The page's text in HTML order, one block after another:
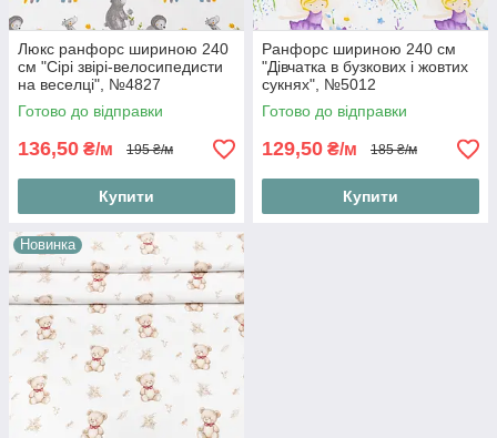
Люкс ранфорс шириною 240
см "Сірі звірі-велосипедисти
на веселці", №4827
Готово до відправки
136,50 ₴/м 195 ₴/м
Купити
Ранфорс шириною 240 см
"Дівчатка в бузкових і жовтих
сукнях", №5012
Готово до відправки
129,50 ₴/м 185 ₴/м
Купити
Новинка